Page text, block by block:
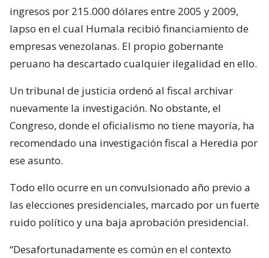
ingresos por 215.000 dólares entre 2005 y 2009,
lapso en el cual Humala recibió financiamiento de
empresas venezolanas. El propio gobernante
peruano ha descartado cualquier ilegalidad en ello.
Un tribunal de justicia ordenó al fiscal archivar
nuevamente la investigación. No obstante, el
Congreso, donde el oficialismo no tiene mayoría, ha
recomendado una investigación fiscal a Heredia por
ese asunto.
Todo ello ocurre en un convulsionado año previo a
las elecciones presidenciales, marcado por un fuerte
ruido político y una baja aprobación presidencial.
“Desafortunadamente es común en el contexto